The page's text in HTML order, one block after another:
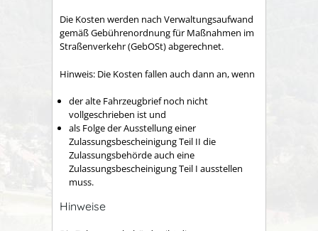
Die Kosten werden nach Verwaltungsaufwand
gemäß Gebührenordnung für Maßnahmen im
Straßenverkehr (GebOSt) abgerechnet.
Hinweis: Die Kosten fallen auch dann an, wenn
der alte Fahrzeugbrief noch nicht
vollgeschrieben ist und
als Folge der Ausstellung einer
Zulassungsbescheinigung Teil II die
Zulassungsbehörde auch eine
Zulassungsbescheinigung Teil I ausstellen
muss.
Hinweise